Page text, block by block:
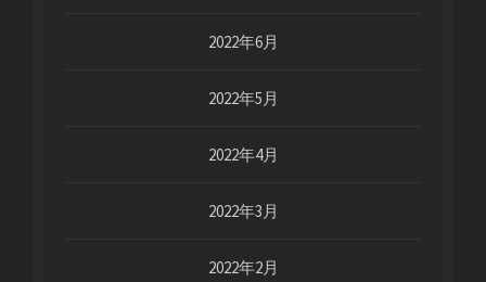
2022年6月
2022年5月
2022年4月
2022年3月
2022年2月